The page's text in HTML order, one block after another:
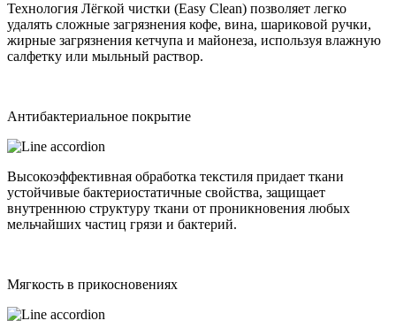
Технология Лёгкой чистки (Easy Clean) позволяет легко
удалять сложные загрязнения кофе, вина, шариковой ручки,
жирные загрязнения кетчупа и майонеза, используя влажную
салфетку или мыльный раствор.
Антибактериальное покрытие
Высокоэффективная обработка текстиля придает ткани
устойчивые бактериостатичные свойства, защищает
внутреннюю структуру ткани от проникновения любых
мельчайших частиц грязи и бактерий.
Мягкость в прикосновениях